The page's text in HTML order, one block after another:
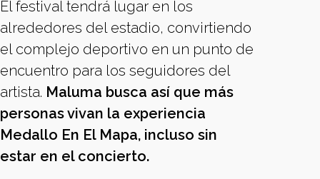
El festival tendrá lugar en los
alrededores del estadio, convirtiendo
el complejo deportivo en un punto de
encuentro para los seguidores del
artista. Maluma busca así que más
personas vivan la experiencia
Medallo En El Mapa, incluso sin
estar en el concierto.